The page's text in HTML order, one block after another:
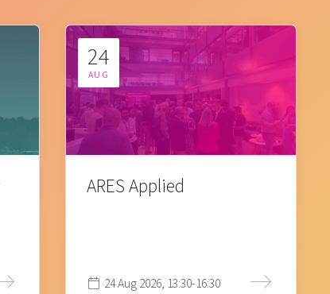
24
AUG
ARES Applied
24 Aug 2026, 13:30-16:30